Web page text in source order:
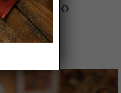
NEGRO
79,90€